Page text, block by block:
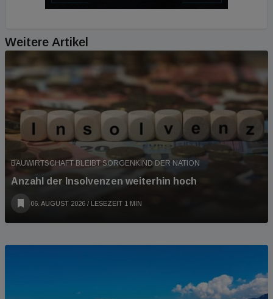
Weitere Artikel
BAUWIRTSCHAFT BLEIBT SORGENKIND DER NATION
Anzahl der Insolvenzen weiterhin hoch
06. AUGUST 2026 / LESEZEIT 1 MIN